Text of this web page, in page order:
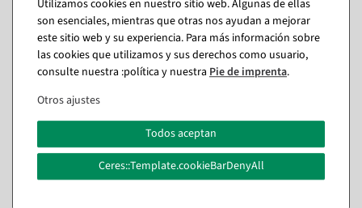
impresionantes en su entorno.
Aplicación maniquíes alimentarios
Preguntas sobre el artículo
También te puede gustar (8)
Utilizamos cookies en nuestro sitio web. Algunas de ellas
son esenciales, mientras que otras nos ayudan a mejorar
este sitio web y su experiencia. Para más información sobre
las cookies que utilizamos y sus derechos como usuario,
consulte nuestra :política y nuestra Pie de imprenta.
Otros ajustes
Todos aceptan
Ceres::Template.cookieBarDenyAll